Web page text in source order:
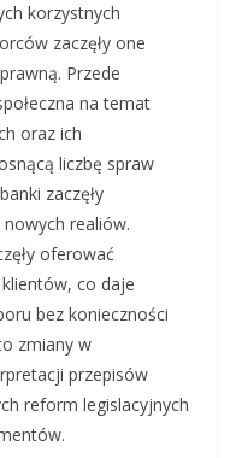
korzystnych
zaczęły one
Przede
na temat
oraz ich
liczbę spraw
zaczęły
realiów.
oferować
co daje
bez konieczności
zmiany w
przepisów
reform legislacyjnych